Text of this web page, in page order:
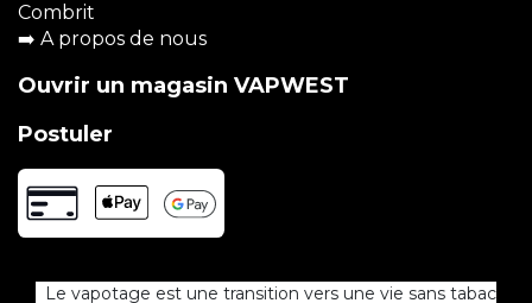
Combrit
➡️ A propos de nous
Ouvrir un magasin VAPWEST
Postuler
Le vapotage est une transition vers une vie sans tabac